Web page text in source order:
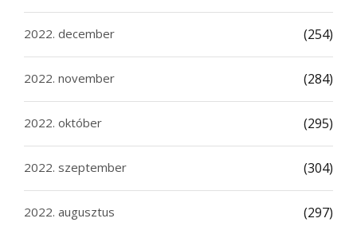
2022. december (254)
2022. november (284)
2022. október (295)
2022. szeptember (304)
2022. augusztus (297)